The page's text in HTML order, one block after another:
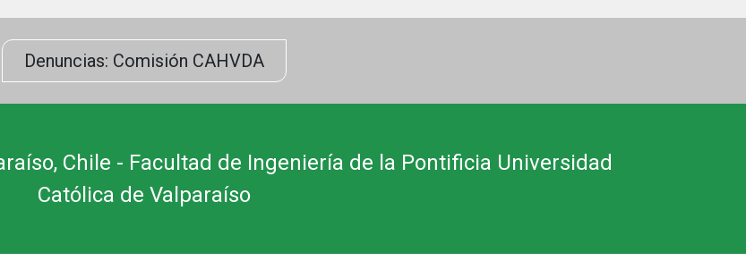
Denuncias: Comisión CAHVDA
Chile - Facultad de Ingeniería de la Pontificia Universidad
Católica de Valparaíso